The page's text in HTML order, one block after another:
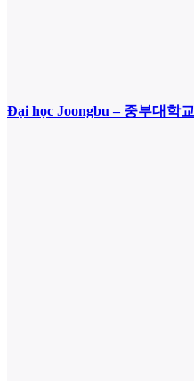
Đại học Joongbu – 중부대학교